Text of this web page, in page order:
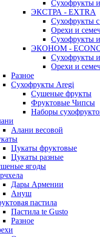
Сухофрукты
ЭКСТРА - EXTRA
Сухофрукты
Орехи и
Сухофрукты
ЭКОНОМ -
Сухофрукты
Орехи и
Разное
Сухофрукты Aregi
Сушеные фрукты
Фруктовые Чипсы
Наборы
Алани весовой
Цукаты фруктовые
Цукаты разные
ягоды
Дары Армении
Ануш
пастила
Пастила te Gusto
Разное